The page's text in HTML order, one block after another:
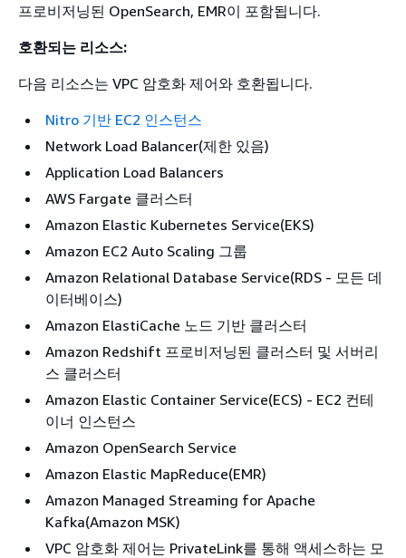
프로비저닝된 OpenSearch, EMR이 포함됩니다.
호환되는 리소스:
다음 리소스는 VPC 암호화 제어와 호환됩니다.
Nitro 기반 EC2 인스턴스
Network Load Balancer(제한 있음)
Application Load Balancers
AWS Fargate 클러스터
Amazon Elastic Kubernetes Service(EKS)
Amazon EC2 Auto Scaling 그룹
Amazon Relational Database Service(RDS - 모든 데
이터베이스)
Amazon ElastiCache 노드 기반 클러스터
Amazon Redshift 프로비저닝된 클러스터 및 서버리
스 클러스터
Amazon Elastic Container Service(ECS) - EC2 컨테
이너 인스턴스
Amazon OpenSearch Service
Amazon Elastic MapReduce(EMR)
Amazon Managed Streaming for Apache
Kafka(Amazon MSK)
VPC 암호화 제어는 PrivateLink를 통해 액세스하는 모